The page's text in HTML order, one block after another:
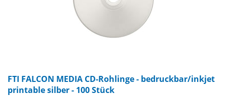
FTI FALCON MEDIA CD-Rohlinge - bedruckbar/inkjet
printable silber - 100 Stück